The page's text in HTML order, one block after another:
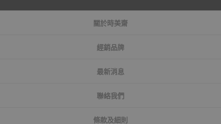
關於時美齋
經銷品牌
最新消息
聯絡我們
條款及細則